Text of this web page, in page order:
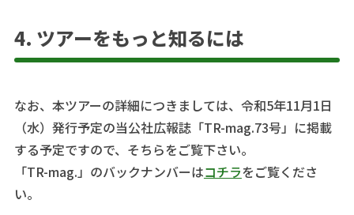
4. ツアーをもっと知るには
なお、本ツアーの詳細につきましては、令和5年11月1日
（水）発行予定の当公社広報誌「TR-mag.73号」に掲載
する予定ですので、そちらをご覧下さい。
「TR-mag.」のバックナンバーはコチラをご覧くださ
い。